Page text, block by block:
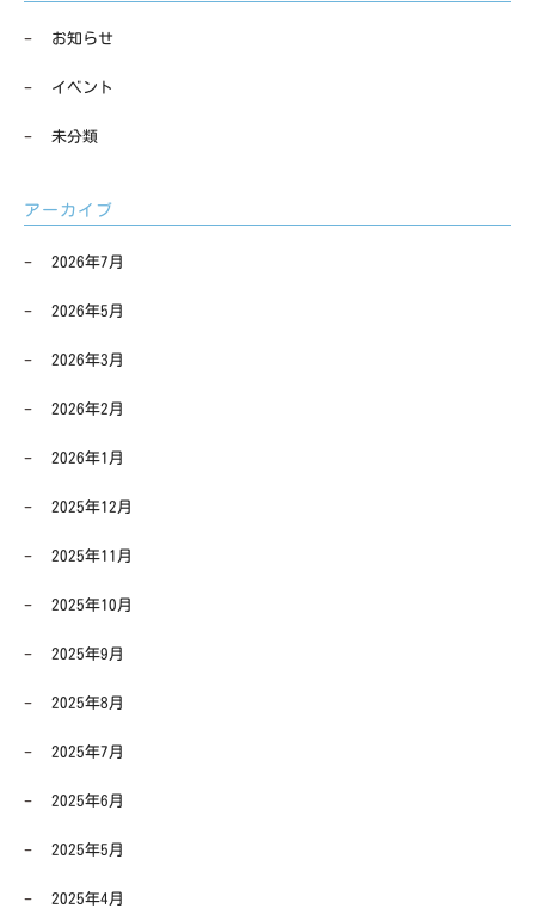
お知らせ
イベント
未分類
アーカイブ
2026年7月
2026年5月
2026年3月
2026年2月
2026年1月
2025年12月
2025年11月
2025年10月
2025年9月
2025年8月
2025年7月
2025年6月
2025年5月
2025年4月